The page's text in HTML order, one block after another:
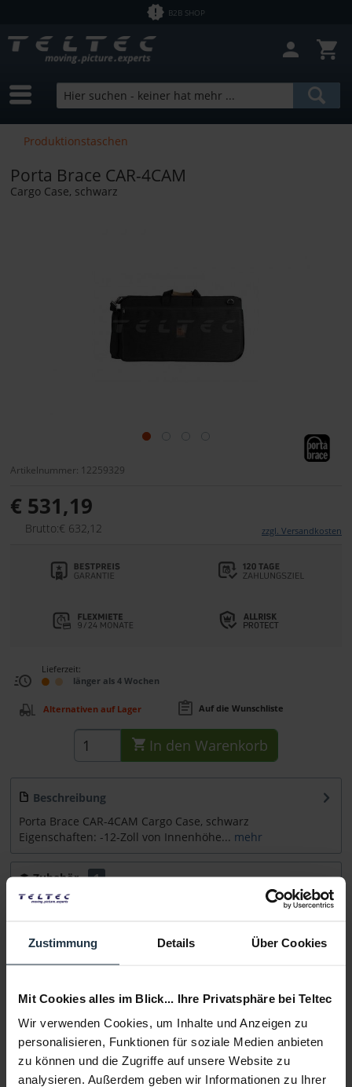
Zustimmung Details Über Cookies
Mit Cookies alles im Blick... Ihre Privatsphäre bei Teltec
Wir verwenden Cookies, um Inhalte und Anzeigen zu
personalisieren, Funktionen für soziale Medien anbieten
zu können und die Zugriffe auf unsere Website zu
analysieren. Außerdem geben wir Informationen zu Ihrer
B2B SHOP
Produktionstaschen
Porta Brace CAR-4CAM
Cargo Case, schwarz
Artikelnummer: 12259329
€ 531,19
Brutto:€ 632,12 zzgl. Versandkosten
Lieferzeit:
länger als 4 Wochen
Alternativen auf Lager Auf die Wunschliste
In den Warenkorb
Beschreibung
Porta Brace CAR-4CAM Cargo Case, schwarz
Eigenschaften: -12-Zoll von Innenhöhe... mehr
Zubehör
1
Zubehör und Empfehlungen
Sofort lieferbar
Hersteller
von0,01 € bis
Beratung
Medien
Infos zu Hersteller & Produktsicherheit
Folgende Infos zum Hersteller sind verfübar...... mehr